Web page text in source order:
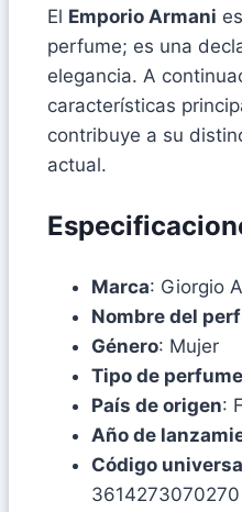
El Emporio Armani
perfume; es una
elegancia. A
características
contribuye a su
actual.
Marca: Giorgio
Nombre del
Género: Mujer
Tipo de perfume
País de origen:
Año de
Código
3614273070270